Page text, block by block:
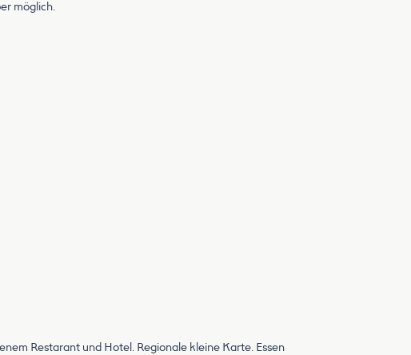
möglich.
Restarant und Hotel. Regionale kleine Karte. Essen